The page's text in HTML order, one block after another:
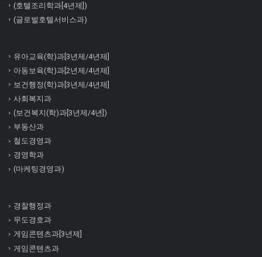
(호텔조리학과[4년제])
(글로벌호텔서비스과)
유아교육(학)과[3년제/4년제]
아동보육(학)과[2년제/4년제]
보건행정(학)과[3년제/4년제]
사회복지과
(보건복지(학)과[3년제/4년])
부동산과
철도경영과
경영학과
(마케팅경영과)
경찰행정과
무도경호과
게임콘텐츠과[3년제]
게임콘텐츠과